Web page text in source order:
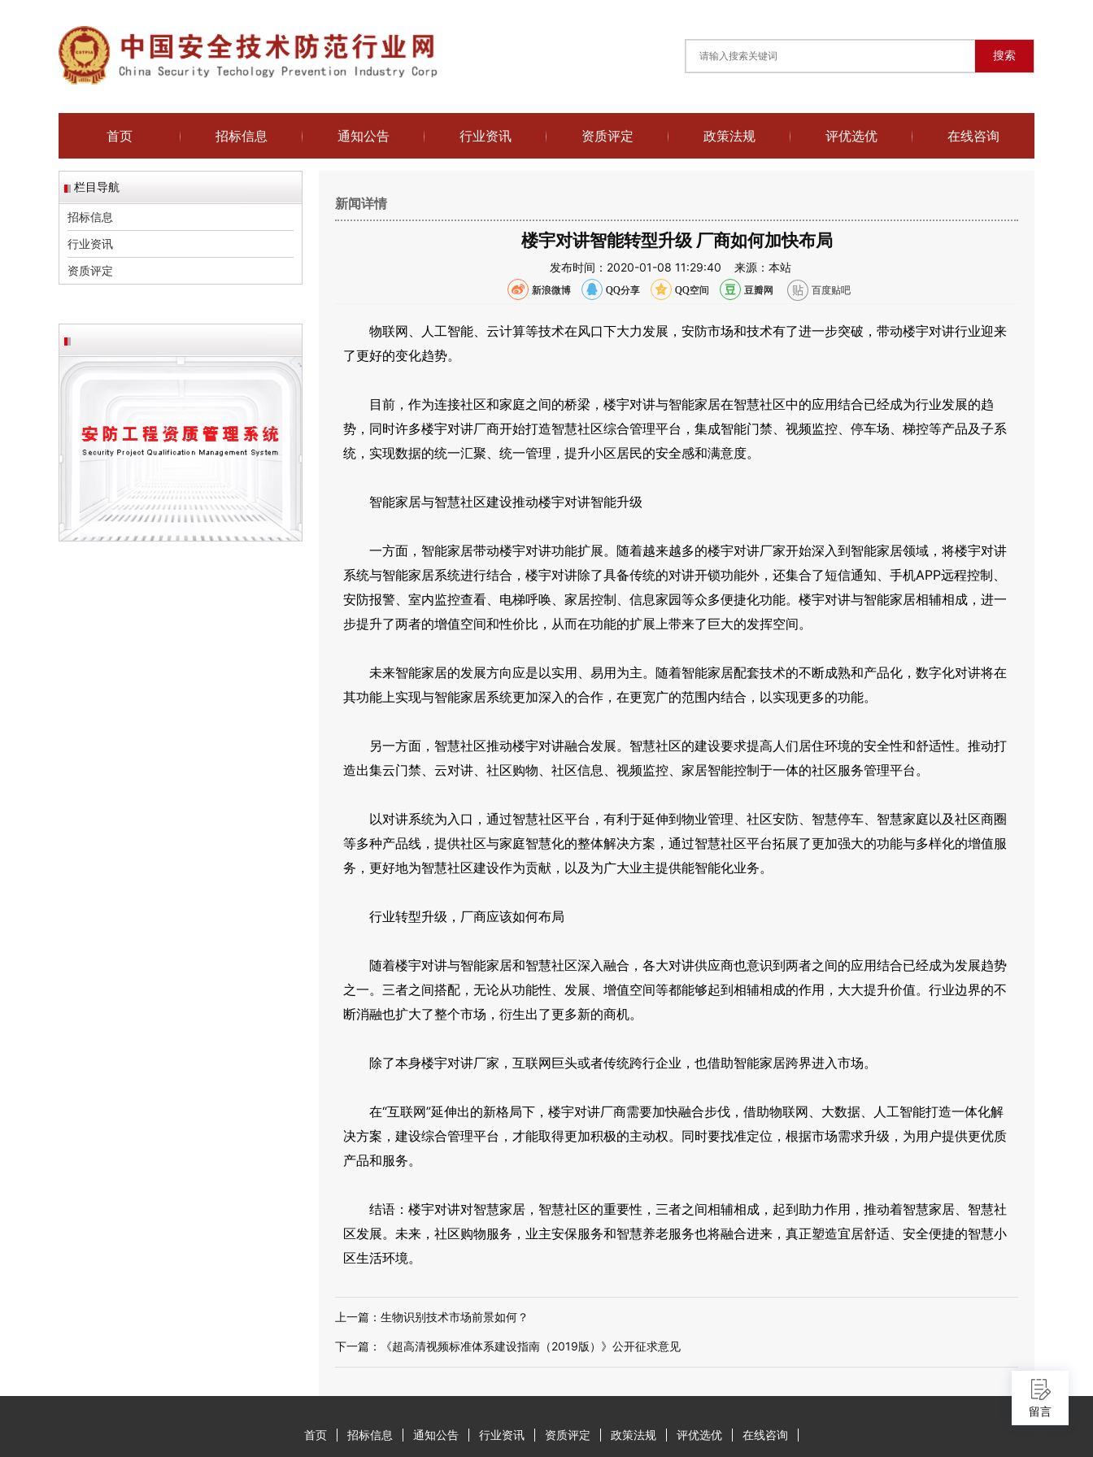
搜索
首页 招标信息 通知公告 行业资讯 资质评定 政策法规 评优选优 在线咨询
栏目导航
招标信息
行业资讯
资质评定
新闻详情
楼宇对讲智能转型升级 厂商如何加快布局
发布时间：2020-01-08 11:29:40 来源：本站
新浪微博 QQ分享 QQ空间 豆瓣网 百度贴吧
物联网、人工智能、云计算等技术在风口下大力发展，安防市场和技术有了进一步突破，带动楼宇对讲行业迎来
了更好的变化趋势。
目前，作为连接社区和家庭之间的桥梁，楼宇对讲与智能家居在智慧社区中的应用结合已经成为行业发展的趋
势，同时许多楼宇对讲厂商开始打造智慧社区综合管理平台，集成智能门禁、视频监控、停车场、梯控等产品及子系
统，实现数据的统一汇聚、统一管理，提升小区居民的安全感和满意度。
智能家居与智慧社区建设推动楼宇对讲智能升级
一方面，智能家居带动楼宇对讲功能扩展。随着越来越多的楼宇对讲厂家开始深入到智能家居领域，将楼宇对讲
系统与智能家居系统进行结合，楼宇对讲除了具备传统的对讲开锁功能外，还集合了短信通知、手机APP远程控制、
安防报警、室内监控查看、电梯呼唤、家居控制、信息家园等众多便捷化功能。楼宇对讲与智能家居相辅相成，进一
步提升了两者的增值空间和性价比，从而在功能的扩展上带来了巨大的发挥空间。
未来智能家居的发展方向应是以实用、易用为主。随着智能家居配套技术的不断成熟和产品化，数字化对讲将在
其功能上实现与智能家居系统更加深入的合作，在更宽广的范围内结合，以实现更多的功能。
另一方面，智慧社区推动楼宇对讲融合发展。智慧社区的建设要求提高人们居住环境的安全性和舒适性。推动打
造出集云门禁、云对讲、社区购物、社区信息、视频监控、家居智能控制于一体的社区服务管理平台。
以对讲系统为入口，通过智慧社区平台，有利于延伸到物业管理、社区安防、智慧停车、智慧家庭以及社区商圈
等多种产品线，提供社区与家庭智慧化的整体解决方案，通过智慧社区平台拓展了更加强大的功能与多样化的增值服
务，更好地为智慧社区建设作为贡献，以及为广大业主提供能智能化业务。
行业转型升级，厂商应该如何布局
随着楼宇对讲与智能家居和智慧社区深入融合，各大对讲供应商也意识到两者之间的应用结合已经成为发展趋势
之一。三者之间搭配，无论从功能性、发展、增值空间等都能够起到相辅相成的作用，大大提升价值。行业边界的不
断消融也扩大了整个市场，衍生出了更多新的商机。
除了本身楼宇对讲厂家，互联网巨头或者传统跨行企业，也借助智能家居跨界进入市场。
在“互联网”延伸出的新格局下，楼宇对讲厂商需要加快融合步伐，借助物联网、大数据、人工智能打造一体化解
决方案，建设综合管理平台，才能取得更加积极的主动权。同时要找准定位，根据市场需求升级，为用户提供更优质
产品和服务。
结语：楼宇对讲对智慧家居，智慧社区的重要性，三者之间相辅相成，起到助力作用，推动着智慧家居、智慧社
区发展。未来，社区购物服务，业主安保服务和智慧养老服务也将融合进来，真正塑造宜居舒适、安全便捷的智慧小
区生活环境。
上一篇： 生物识别技术市场前景如何？
下一篇： 《超高清视频标准体系建设指南（2019版）》公开征求意见
留言
首页
招标信息 通知公告 行业资讯 资质评定 政策法规 评优选优 在线咨询